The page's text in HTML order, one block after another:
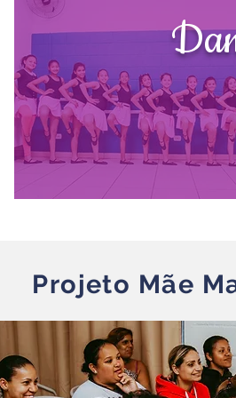
Projeto Mãe